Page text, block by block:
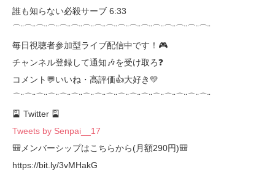
誰も知らない必殺サーブ 6:33
⌒¨⌒¨⌒¨⌒¨⌒¨⌒¨⌒¨⌒¨⌒¨⌒¨⌒¨⌒¨⌒¨⌒¨⌒¨⌒¨⌒¨
毎日視聴者参加型ライブ配信中です！🎮
チャンネル登録して通知🎶を受け取ろ❓
コメント💬いいね・高評価👍大好き💛
⌒¨⌒¨⌒¨⌒¨⌒¨⌒¨⌒¨⌒¨⌒¨⌒¨⌒¨⌒¨⌒¨⌒¨⌒¨⌒¨⌒¨
🎴 Twitter 🎴
Tweets by Senpai__17
🎒メンバーシップはこちらから(月額290円)🎒
https://bit.ly/3vMHakG